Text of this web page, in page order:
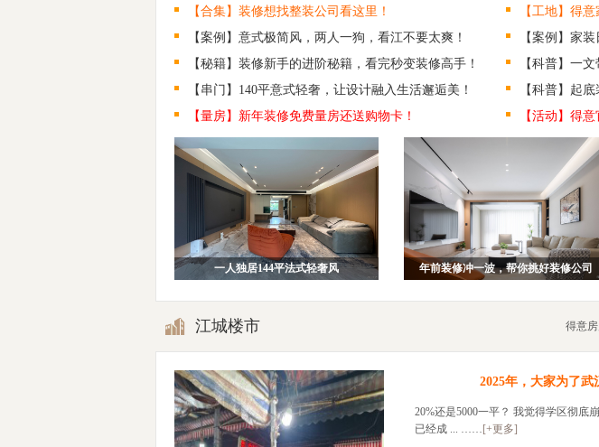
【合集】装修想找整装公司看这里！
【案例】意式极简风，两人一狗，看江不要太爽！
【秘籍】装修新手的进阶秘籍，看完秒变装修高手！
【串门】140平意式轻奢，让设计融入生活邂逅美！
【量房】新年装修免费量房还送购物卡！
【工地】得
【案例】家
【科普】一
【科普】起
【活动】得
一人独居144平法式轻奢风 年前装修冲一波，帮你挑好装修公司
江城楼市 得意
2025年，大家为了武
20%还是5000一平？ 我觉得学区彻底
已经成 ... …… [+更多]